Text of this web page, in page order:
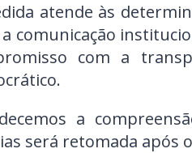
atende às
comunicação
com a
a
será retomada após